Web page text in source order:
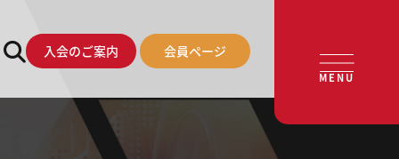
入会のご案内 会員ページ
MENU